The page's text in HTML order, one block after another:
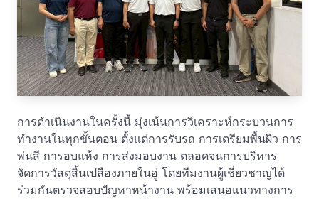
การดำเนินงานในครั้งนี้ มุ่งเน้นการวิเคราะห์กระบวนการ
ทำงานในทุกขั้นตอน ตั้งแต่การรับรถ การเตรียมพื้นผิว การ
พ่นสี การอบแห้ง การส่งมอบงาน ตลอดจนการบริหาร
จัดการวัสดุสิ้นเปลืองภายในอู่ โดยทีมงานผู้เชี่ยวชาญได้
ร่วมกันตรวจสอบปัญหาหน้างาน พร้อมเสนอแนวทางการ